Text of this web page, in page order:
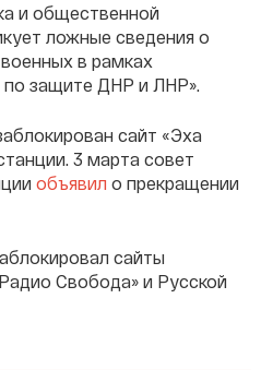
и общественной
ложные сведения о
в рамках
по защите ДНР и ЛНР».
сайт «Эха
3 марта совет
объявил о прекращении
сайты
Свобода» и Русской